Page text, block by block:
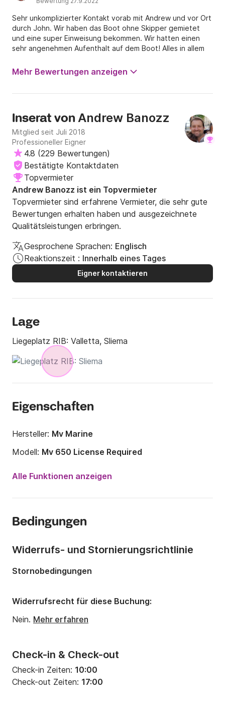
Sehr unkomplizierter Kontakt vorab mit Andrew und vor Ort
durch John. Wir haben das Boot ohne Skipper gemietet
und eine super Einweisung bekommen. Wir hatten einen
sehr angenehmen Aufenthalt auf dem Boot! Alles in allem
Beste Grüße
Mehr Bewertungen anzeigen
Inserat von Andrew Banozz
Mitglied seit Juli 2018
Professioneller Eigner
4.8 (229 Bewertungen)
Bestätigte Kontaktdaten
Topvermieter
Andrew Banozz ist ein Topvermieter
Topvermieter sind erfahrene Vermieter, die sehr gute
Bewertungen erhalten haben und ausgezeichnete
Qualitätsleistungen erbringen.
Gesprochene Sprachen: Englisch
Reaktionszeit : Innerhalb eines Tages
Eigner kontaktieren
Lage
Liegeplatz RIB: Valletta, Sliema
Eigenschaften
Hersteller: Mv Marine
Modell: Mv 650 License Required
Motorleistung:
Anzahl Plätze an Bord:
Alle Funktionen anzeigen
Bedingungen
Check-in & Check-out
Check-in Zeiten: 10:00
Check-out Zeiten: 17:00
Widerrufs- und Stornierungsrichtlinie
Stornobedingungen
Widerrufsrecht für diese Buchung:
Nein. Mehr erfahren